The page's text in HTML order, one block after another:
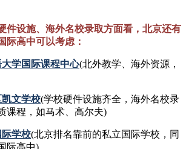
件设施、海外名校录取方面看，北京还有
际高中可以考虑：
学国际课程中心(北外教学、海外资源，
文学校(学校硬件设施齐全，海外名校录
课程，如马术、高尔夫)
学校(北京排名靠前的私立国际学校，同
际高中)